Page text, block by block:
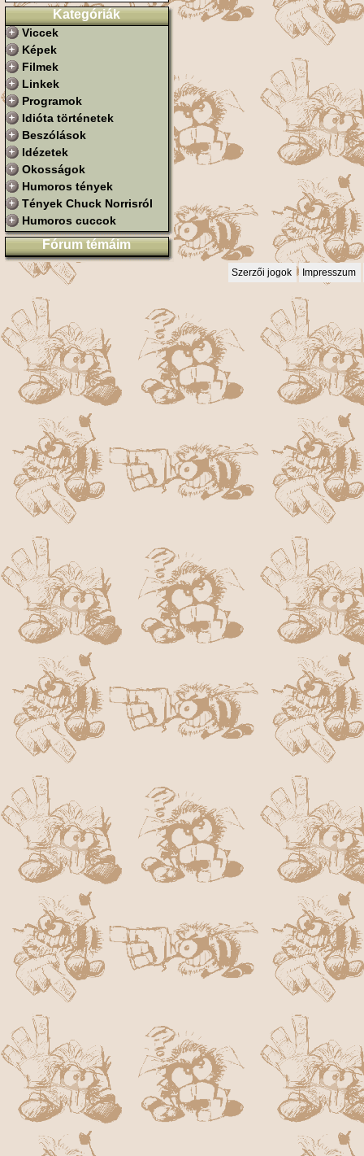
Kategóriák
Viccek
Képek
Filmek
Linkek
Programok
Idióta történetek
Beszólások
Idézetek
Okosságok
Humoros tények
Tények Chuck Norrisról
Humoros cuccok
Fórum témáim
Szerzői jogok Impresszum